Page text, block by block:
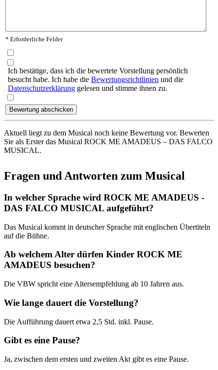
* Erforderliche Felder
Ich bestätige, dass ich die bewertete Vorstellung persönlich
besucht habe. Ich habe die Bewertungsrichtlinien und die
Datenschutzerklärung gelesen und stimme ihnen zu.
Aktuell liegt zu dem Musical noch keine Bewertung vor. Bewerten
Sie als Erster das Musical ROCK ME AMADEUS – DAS FALCO
MUSICAL.
Fragen und Antworten zum Musical
In welcher Sprache wird ROCK ME AMADEUS -
DAS FALCO MUSICAL aufgeführt?
Das Musical kommt in deutscher Sprache mit englischen Übertiteln
auf die Bühne.
Ab welchem Alter dürfen Kinder ROCK ME
AMADEUS besuchen?
Die VBW spricht eine Altersempfehlung ab 10 Jahren aus.
Wie lange dauert die Vorstellung?
Die Aufführung dauert etwa 2,5 Std. inkl. Pause.
Gibt es eine Pause?
Ja, zwischen dem ersten und zweiten Akt gibt es eine Pause.